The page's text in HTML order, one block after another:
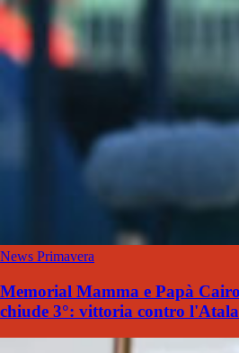
News Primavera
Memorial Mamma e Papà
chiude 3°: vittoria contro